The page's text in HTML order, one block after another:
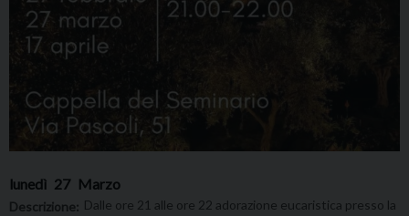
lunedì 27 Marzo
Descrizione: Dalle ore 21 alle ore 22 adorazione eucaristica presso la